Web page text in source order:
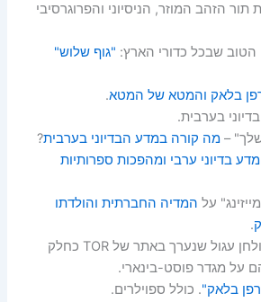
תור הזהב המוזר, הניסיוני והפרוגרסיבי
שבכל כדורי הארץ: "גוף שלוש"
בלאק והמטא של המטא.
בערבית.
שלך" –מה קורה במדע הבדיוני בערבית?
מדע בדיוני ערבי ומהפכות ספרותיות
על המדיה החברתית והולדתו
.
הוא שולחן עגול שנערך באתר של TOR כחלק
על מגדר פוסט-בינארי.
בלאק". כולל ספוילרים.